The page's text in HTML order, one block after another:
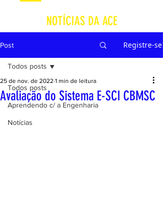
NOTÍCIAS DA ACE
Post Registre-se
Todos posts
Aprendendo c/ a Engenharia
Notícias
Todos posts
Avaliação do Sistema E-SCI CBMSC
25 de nov. de 2022 1 min de leitura